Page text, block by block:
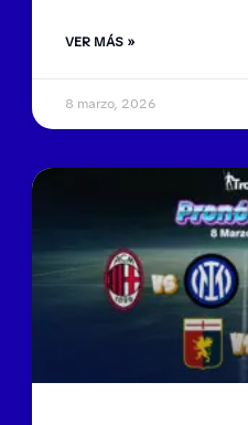
VER MÁS »
8 marzo, 2026